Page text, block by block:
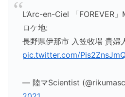
L’Arc-en-Ciel 「FOREVER
ロケ地:
長野県伊那市 入笠牧場 貴婦
pic.twitter.com/
— 陸マScientist